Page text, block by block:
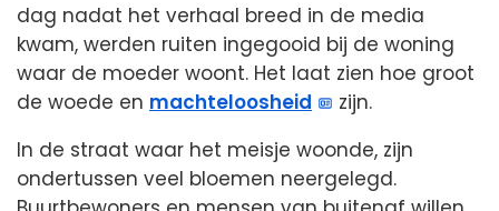
dag nadat het verhaal breed in de media
kwam, werden ruiten ingegooid bij de woning
waar de moeder woont. Het laat zien hoe groot
de woede en machteloosheid
zijn.
In de straat waar het meisje woonde, zijn
ondertussen veel bloemen neergelegd.